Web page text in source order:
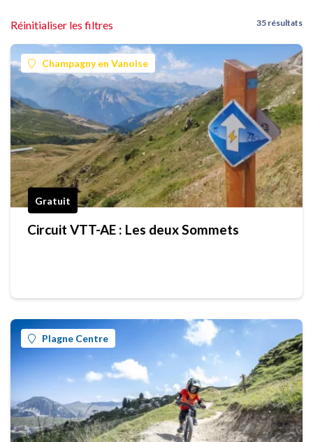
Réinitialiser les filtres 35 résultats
Champagny en Vanoise
Gratuit
Circuit VTT-AE : Les deux Sommets
Plagne Centre